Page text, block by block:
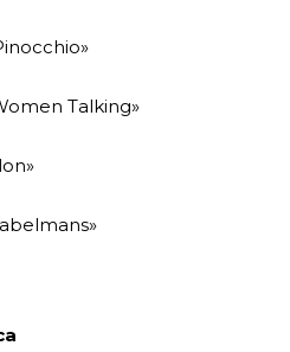
Talking»